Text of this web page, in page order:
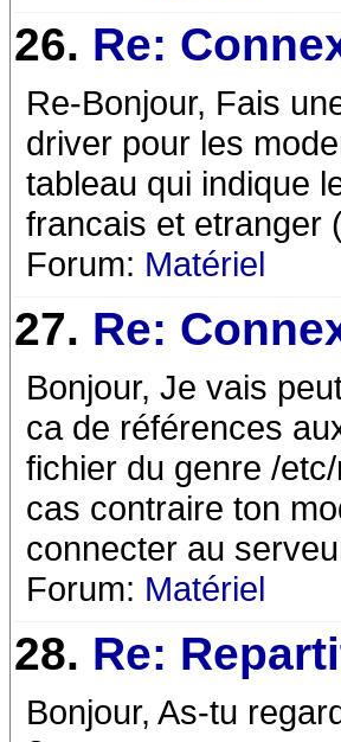
26. Re:
Re-Bonjour, Fais
driver pour les
tableau qui indique
francais et etranger
Forum: Matériel
27. Re:
Bonjour, Je vais
ca de références
fichier du genre /
cas contraire ton
connecter au
Forum: Matériel
28. Re:
Bonjour, As-tu